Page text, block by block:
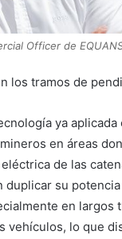
Officer de
los tramos de
ya
en áreas
de las
duplicar su
en largos
vehículos, lo que